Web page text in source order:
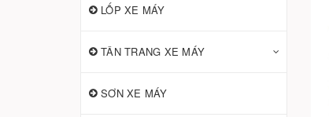
LỐP XE MÁY
TÂN TRANG XE MÁY
SƠN XE MÁY